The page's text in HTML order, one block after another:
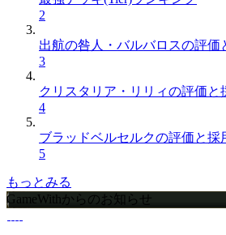
2
出航の咎人・バルバロスの評価
3
クリスタリア・リリィの評価と
4
ブラッドベルセルクの評価と採
5
もっとみる
GameWithからのお知らせ